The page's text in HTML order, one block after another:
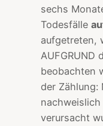
sechs
Todesfälle
aufgetreten,
AUFGRUND
beobachten
der Zählung:
verursacht